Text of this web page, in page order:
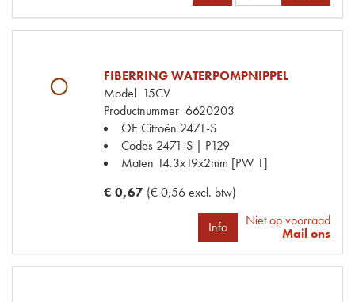
FIBERRING WATERPOMPNIPPEL
Model 15CV
Productnummer 6620203
OE Citroën 2471-S
Codes 2471-S | P129
Maten 14.3x19x2mm [PW 1]
€ 0,67 (€ 0,56 excl. btw)
Info
Niet op voorraad
Mail ons